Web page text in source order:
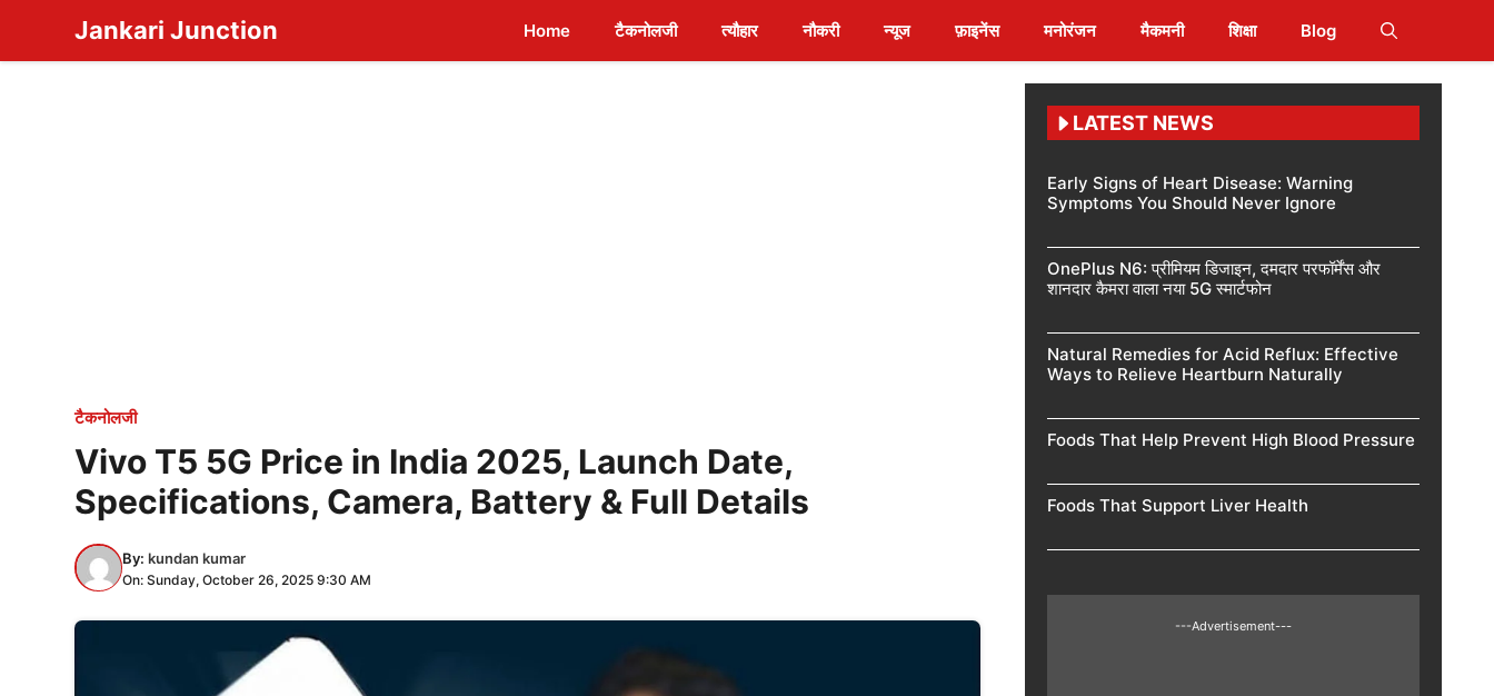
content
Jankari Junction Home टैकनोलजी त्यौहार नौकरी न्यूज फ़ाइनेंस मनोरंजन मैकमनी शिक्षा Blog
टैकनोलजी
Vivo T5 5G Price in India 2025, Launch Date,
Specifications, Camera, Battery & Full Details
By: kundan kumar
On: Sunday, October 26, 2025 9:30 AM
LATEST NEWS
Early Signs of Heart Disease: Warning
Symptoms You Should Never Ignore
OnePlus N6: प्रीमियम डिजाइन, दमदार परफॉर्मेंस और
शानदार कैमरा वाला नया 5G स्मार्टफोन
Natural Remedies for Acid Reflux: Effective
Ways to Relieve Heartburn Naturally
Foods That Help Prevent High Blood Pressure
Foods That Support Liver Health
---Advertisement---